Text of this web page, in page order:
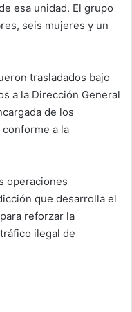
esa unidad. El grupo
seis mujeres y un
trasladados bajo
a la Dirección General
de los
a la
operaciones
que desarrolla el
reforzar la
ilegal de